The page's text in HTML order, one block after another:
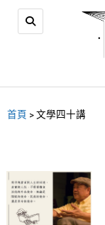
首頁 >文學四十講